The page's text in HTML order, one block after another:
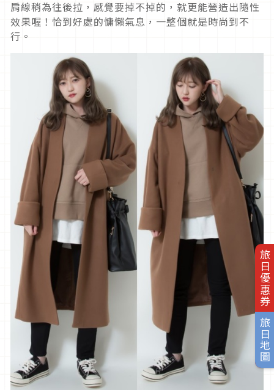
旅日優惠券
旅日地圖
肩線稍為往後拉，感覺要掉不掉的，就更能營造出隨性
效果喔！恰到好處的慵懶氣息，一整個就是時尚到不
行。